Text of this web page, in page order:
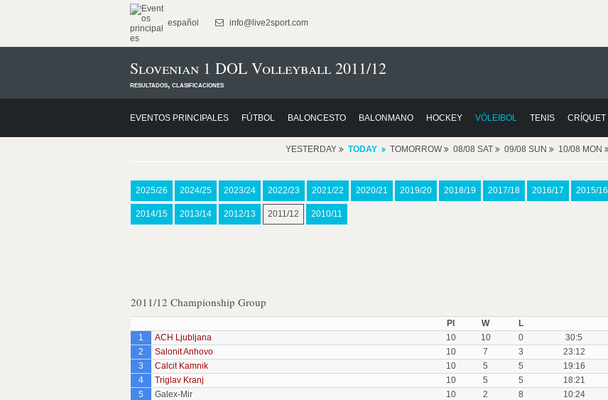
español info@live2sport.com
Slovenian 1 DOL Volleyball 2011/12
resultados, clasificaciones
EVENTOS PRINCIPALES FÚTBOL BALONCESTO BALONMANO HOCKEY VÓLEIBOL TENIS CRÍQUET
YESTERDAY TODAY TOMORROW 08/08 SAT 09/08 SUN 10/08 MON
2025/26 2024/25 2023/24 2022/23 2021/22 2020/21 2019/20 2018/19 2017/18 2016/17 2015/16
2014/15 2013/14 2012/13 2011/12 2010/11
2011/12 Championship Group
Pl W L
1
ACH Ljubljana 10 10 0 30:5
2
Salonit Anhovo 10 7 3 23:12
3
Calcit Kamnik 10 5 5 19:16
4
Triglav Kranj 10 5 5 18:21
5
Galex-Mir 10 2 8 10:24